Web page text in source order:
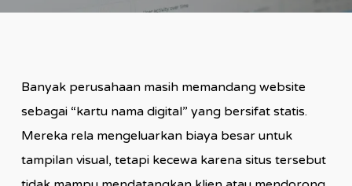
Banyak perusahaan masih memandang website
sebagai “kartu nama digital” yang bersifat statis.
Mereka rela mengeluarkan biaya besar untuk
tampilan visual, tetapi kecewa karena situs tersebut